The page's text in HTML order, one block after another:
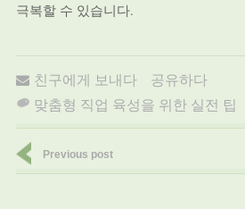
극복할 수 있습니다.
친구에게 보내다
공유하다
맞춤형 직업 육성을 위한 실전 팁
Previous post